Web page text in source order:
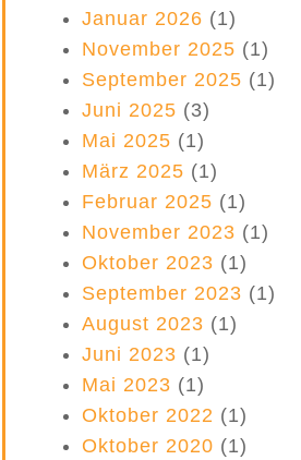
Januar 2026 (1)
November 2025 (1)
September 2025 (1)
Juni 2025 (3)
Mai 2025 (1)
März 2025 (1)
Februar 2025 (1)
November 2023 (1)
Oktober 2023 (1)
September 2023 (1)
August 2023 (1)
Juni 2023 (1)
Mai 2023 (1)
Oktober 2022 (1)
Oktober 2020 (1)